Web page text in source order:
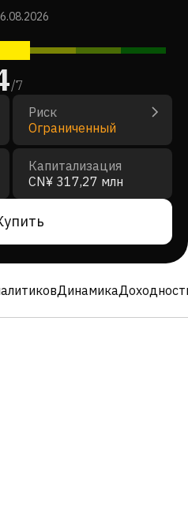
/7
Риск
Ограниченный
Капитализация
CN¥ 317,27 млн
Динамика